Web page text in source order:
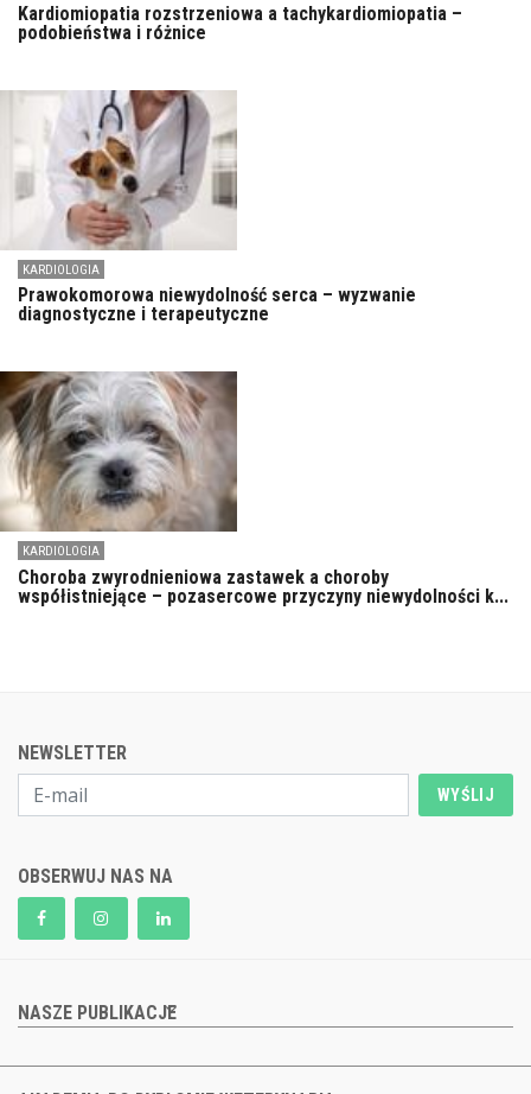
Kardiomiopatia rozstrzeniowa a tachykardiomiopatia –
podobieństwa i różnice
KARDIOLOGIA
Prawokomorowa niewydolność serca – wyzwanie
diagnostyczne i terapeutyczne
KARDIOLOGIA
Choroba zwyrodnieniowa zastawek a choroby
współistniejące – pozasercowe przyczyny niewydolności k...
NEWSLETTER
WYŚLIJ
OBSERWUJ NAS NA
NASZE PUBLIKACJE